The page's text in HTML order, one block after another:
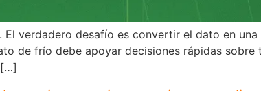
El verdadero desafío es convertir el dato en
de frío debe apoyar decisiones rápidas sobre
[…]